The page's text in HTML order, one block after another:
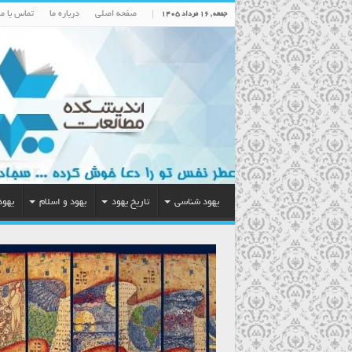
جمعه , ۱۶ مرداد ۱۴۰۵ صفحه اصلی درباره ما تماس با
یهود شناسی تاریخ یهود یهود و اسلام